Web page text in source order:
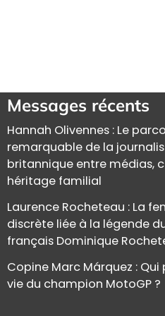
Messages récents
Hannah Olivennes : Le
remarquable de la
britannique entre médias,
héritage familial
Laurence Rocheteau : La
discrète liée à la légende
français Dominique
Copine Marc Márquez :
vie du champion MotoGP ?